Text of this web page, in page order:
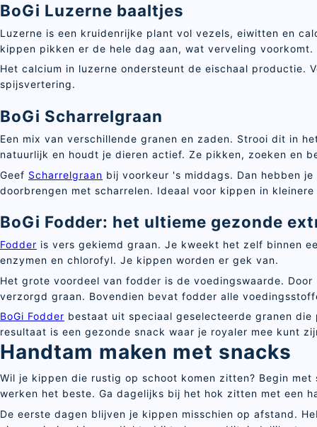
BoGi Luzerne baaltjes
Luzerne is een kruidenrijke plant vol vezels, eiwitten en
kippen pikken er de hele dag aan, wat verveling
Het calcium in luzerne ondersteunt de eischaal productie.
spijsvertering.
BoGi Scharrelgraan
Een mix van verschillende granen en zaden. Strooi dit in
natuurlijk en houdt je dieren actief. Ze pikken, zoeken en
Geef Scharrelgraan bij voorkeur 's middags. Dan hebben
doorbrengen met scharrelen. Ideaal voor kippen in
BoGi Fodder: het ultieme gezonde
Fodder is vers gekiemd graan. Je kweekt het zelf binnen
enzymen en chlorofyl. Je kippen worden er gek van.
Het grote voordeel van fodder is de voedingswaarde.
verzorgd graan. Bovendien bevat fodder alle
BoGi Fodder bestaat uit speciaal geselecteerde granen
resultaat is een gezonde snack waar je royaler mee kunt
Handtam maken met snacks
Wil je kippen die rustig op schoot komen zitten? Begin
werken het beste. Ga dagelijks bij het hok zitten met een
De eerste dagen blijven je kippen misschien op afstand.